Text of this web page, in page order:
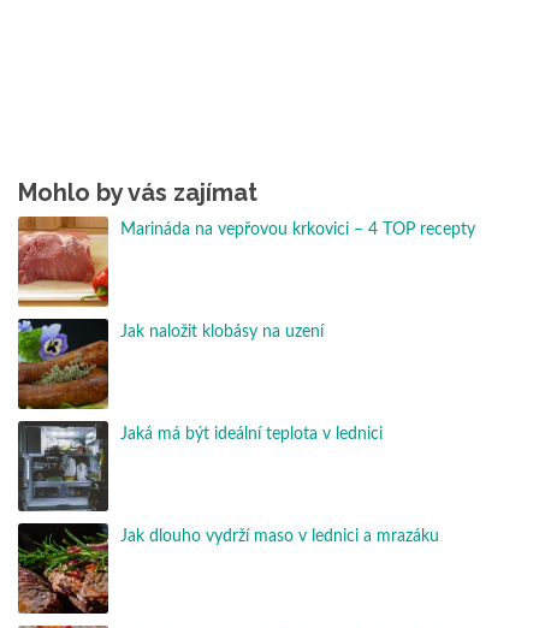
Mohlo by vás zajímat
Marináda na vepřovou krkovici – 4 TOP recepty
Jak naložit klobásy na uzení
Jaká má být ideální teplota v lednici
Jak dlouho vydrží maso v lednici a mrazáku